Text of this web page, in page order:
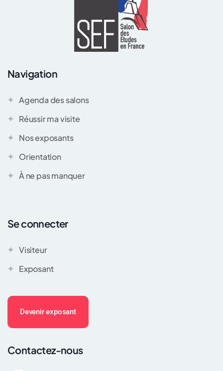
Navigation
Agenda des salons
Réussir ma visite
Nos exposants
Orientation
À ne pas manquer
Se connecter
Visiteur
Exposant
Devenir exposant
Contactez-nous